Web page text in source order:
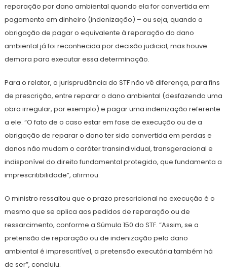
reparação por dano ambiental quando ela for convertida em
pagamento em dinheiro (indenização) – ou seja, quando a
obrigação de pagar o equivalente à reparação do dano
ambiental já foi reconhecida por decisão judicial, mas houve
demora para executar essa determinação.
Para o relator, a jurisprudência do STF não vê diferença, para fins
de prescrição, entre reparar o dano ambiental (desfazendo uma
obra irregular, por exemplo) e pagar uma indenização referente
a ele. “O fato de o caso estar em fase de execução ou de a
obrigação de reparar o dano ter sido convertida em perdas e
danos não mudam o caráter transindividual, transgeracional e
indisponível do direito fundamental protegido, que fundamenta a
imprescritibilidade”, afirmou.
O ministro ressaltou que o prazo prescricional na execução é o
mesmo que se aplica aos pedidos de reparação ou de
ressarcimento, conforme a Súmula 150 do STF. “Assim, se a
pretensão de reparação ou de indenização pelo dano
ambiental é imprescritível, a pretensão executória também há
de ser”, concluiu.